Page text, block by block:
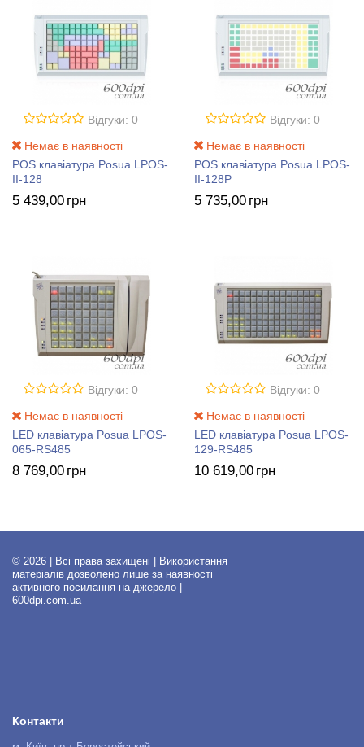
Відгуки: 0
Немає в наявності
POS клавіатура Posua LPOS-
II-128
5 439,00 грн
Відгуки: 0
Немає в наявності
POS клавіатура Posua LPOS-
II-128P
5 735,00 грн
Відгуки: 0
Немає в наявності
LED клавіатура Posua LPOS-
065-RS485
8 769,00 грн
Відгуки: 0
Немає в наявності
LED клавіатура Posua LPOS-
129-RS485
10 619,00 грн
© 2026 | Всі права захищені | Використання
матеріалів дозволено лише за наявності
активного посилання на джерело |
600dpi.com.ua
Контакти